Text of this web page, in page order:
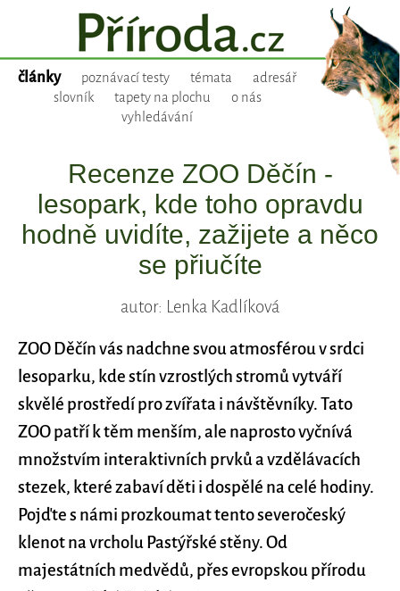
články poznávací testy témata
adresář
slovník
tapety na plochu
o nás
vyhledávání
Recenze ZOO Děčín -
lesopark, kde toho opravdu
hodně uvidíte, zažijete a něco
se přiučíte
autor: Lenka Kadlíková
ZOO Děčín vás nadchne svou atmosférou v srdci
lesoparku, kde stín vzrostlých stromů vytváří
skvělé prostředí pro zvířata i návštěvníky. Tato
ZOO patří k těm menším, ale naprosto vyčnívá
množstvím interaktivních prvků a vzdělávacích
stezek, které zabaví děti i dospělé na celé hodiny.
Pojďte s námi prozkoumat tento severočeský
klenot na vrcholu Pastýřské stěny. Od
majestátních medvědů, přes evropskou přírodu